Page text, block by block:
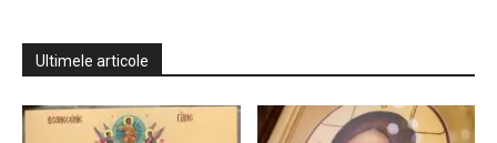
Ultimele articole